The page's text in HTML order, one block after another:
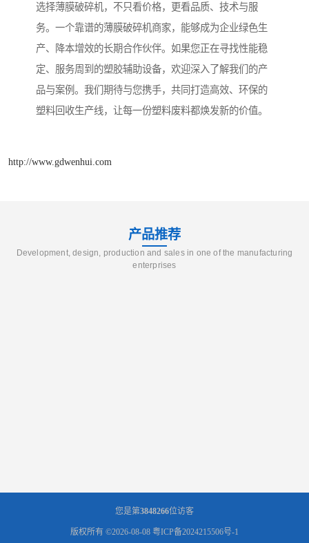
选择薄膜破碎机，不只看价格，更看品质、技术与服
务。一个靠谱的薄膜破碎机商家，能够成为企业绿色生
产、降本增效的长期合作伙伴。如果您正在寻找性能稳
定、服务周到的塑胶辅助设备，欢迎深入了解我们的产
品与案例。我们期待与您携手，共同打造高效、环保的
塑料回收生产线，让每一份塑料废料都焕发新的价值。
http://www.gdwenhui.com
产品推荐
Development, design, production and sales in one of the manufacturing
enterprises
您是第3848266位访客
版权所有 ©2026-08-08 粤ICP备2024215506号-1